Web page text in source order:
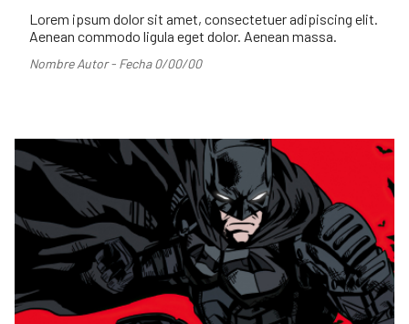
Lorem ipsum dolor sit amet, consectetuer adipiscing elit.
Aenean commodo ligula eget dolor. Aenean massa.
Nombre Autor - Fecha 0/00/00